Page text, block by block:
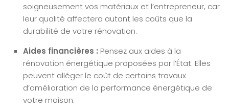
soigneusement vos matériaux et l’entrepreneur, car
leur qualité affectera autant les coûts que la
durabilité de votre rénovation.
Aides financières : Pensez aux aides à la
rénovation énergétique proposées par l’État. Elles
peuvent alléger le coût de certains travaux
d’amélioration de la performance énergétique de
votre maison.